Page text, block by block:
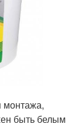
быть белым